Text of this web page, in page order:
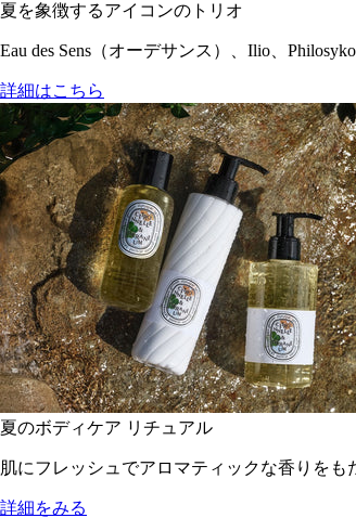
夏を象徴するアイコンのトリオ
Eau des Sens（オーデサンス）、Ilio、
詳細はこちら
夏のボディケア リチュアル
肌にフレッシュでアロマティックな香りをも
詳細をみる